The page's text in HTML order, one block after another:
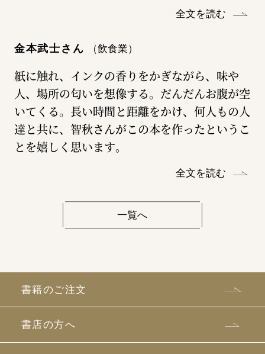
全文を読む
金本武士さん （飲食業）
紙に触れ、インクの香りをかぎながら、味や
人、場所の匂いを想像する。だんだんお腹が空
いてくる。長い時間と距離をかけ、何人もの人
達と共に、智秋さんがこの本を作ったというこ
とを嬉しく思います。
全文を読む
一覧へ
書籍のご注文
書店の方へ